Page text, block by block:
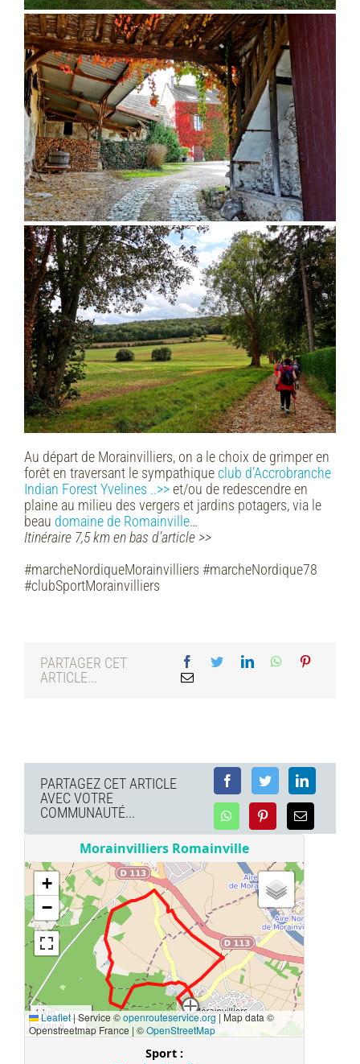
Au départ de Morainvilliers, on a le choix de grimper en
forêt en traversant le sympathiqueclub d’Accrobranche
Indian Forest Yvelines ..>>et/ou de redescendre en
plaine au milieu des vergers et jardins potagers, via le
beau domaine de Romainville…
Itinéraire 7,5 km en bas d’article >>
#marcheNordiqueMorainvilliers #marcheNordique78
#clubSportMorainvilliers
PARTAGER CET
ARTICLE...
PARTAGEZ CET ARTICLE
AVEC VOTRE
COMMUNAUTÉ...